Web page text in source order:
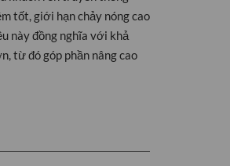
tốt, giới hạn chảy nóng cao
này đồng nghĩa với khả
từ đó góp phần nâng cao